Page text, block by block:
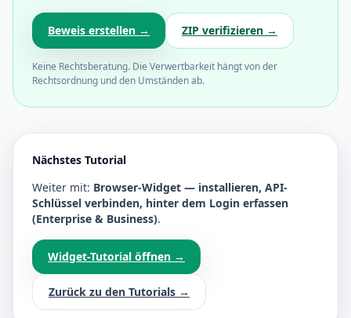
Beweis erstellen → ZIP verifizieren →
Keine Rechtsberatung. Die Verwertbarkeit hängt von der
Rechtsordnung und den Umständen ab.
Nächstes Tutorial
Weiter mit: Browser-Widget — installieren, API-
Schlüssel verbinden, hinter dem Login erfassen
(Enterprise & Business).
Widget-Tutorial öffnen →
Zurück zu den Tutorials →